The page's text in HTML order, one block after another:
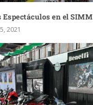
Espectáculos en el SIMM
2021